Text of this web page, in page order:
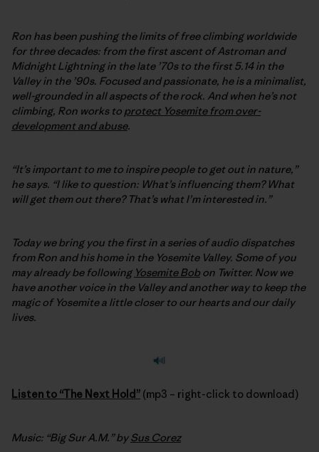
Ron has been pushing the limits of free climbing worldwide
for three decades: from the first ascent of Astroman and
Midnight Lightning in the late ’70s to the first 5.14 in the
Valley in the ’90s. Focused and passionate, he is a minimalist,
well-grounded in all aspects of the rock. And when he’s not
climbing, Ron works to protect Yosemite from over-
development and abuse.
“It’s important to me to inspire people to get out in nature,”
he says. “I like to question: What’s influencing them? What
will get them out there? That’s what I’m interested in.”
Today we bring you the first in a series of audio dispatches
from Ron and his home in the Yosemite Valley. Some of you
may already be following Yosemite Bob on Twitter. Now we
have another voice in the Valley and another way to keep the
magic of Yosemite a little closer to our hearts and our daily
lives.
Listen to “The Next Hold” (mp3 – right-click to download)
Music: “Big Sur A.M.” bySus Corez